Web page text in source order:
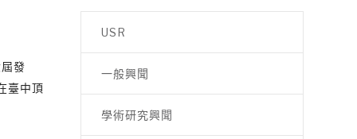
發
臺中頂
USR
一般興聞
學術研究興聞